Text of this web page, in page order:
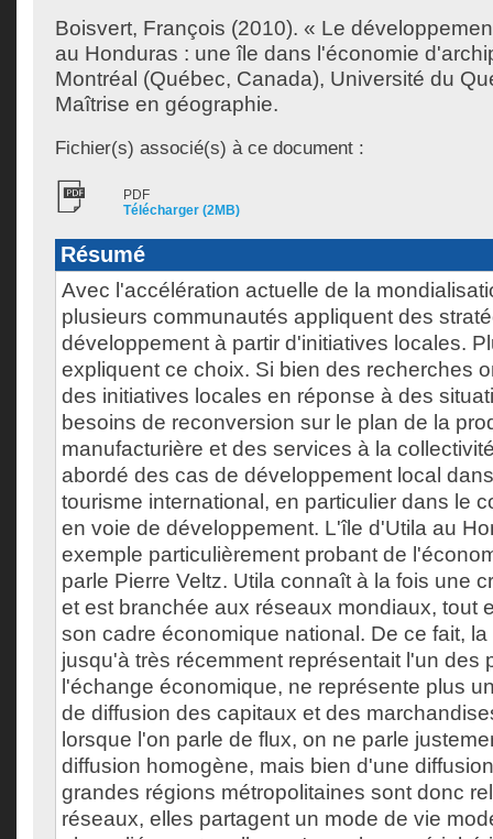
Boisvert, François (2010). « Le
au Honduras : une île dans l'économie
Montréal (Québec, Canada), Université du
Maîtrise en géographie.
Fichier(s) associé(s) à ce document :
PDF
Télécharger (2MB)
Résumé
Avec l'accélération actuelle de la
plusieurs communautés appliquent des
développement à partir d'initiatives locales.
expliquent ce choix. Si bien des recherches
des initiatives locales en réponse à des
besoins de reconversion sur le plan de la
manufacturière et des services à la
abordé des cas de développement local
tourisme international, en particulier dans le
en voie de développement. L'île d'Utila au
exemple particulièrement probant de
parle Pierre Veltz. Utila connaît à la fois une
et est branchée aux réseaux mondiaux, tout
son cadre économique national. De ce fait,
jusqu'à très récemment représentait l'un des
l'échange économique, ne représente plus
de diffusion des capitaux et des
lorsque l'on parle de flux, on ne parle
diffusion homogène, mais bien d'une
grandes régions métropolitaines sont donc
réseaux, elles partagent un mode de vie